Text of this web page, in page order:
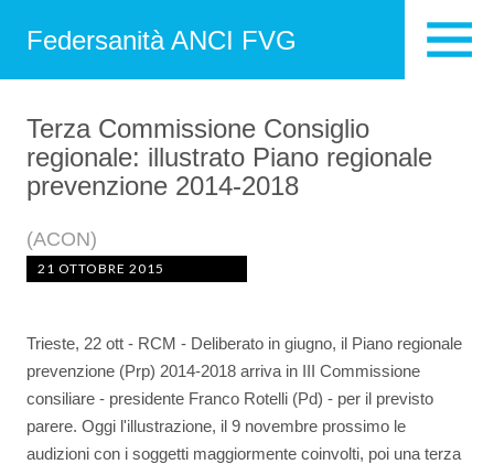
Federsanità ANCI FVG
Terza Commissione Consiglio
regionale: illustrato Piano regionale
prevenzione 2014-2018
(ACON)
21 OTTOBRE 2015
Trieste, 22 ott - RCM - Deliberato in giugno, il Piano regionale
prevenzione (Prp) 2014-2018 arriva in III Commissione
consiliare - presidente Franco Rotelli (Pd) - per il previsto
parere. Oggi l'illustrazione, il 9 novembre prossimo le
audizioni con i soggetti maggiormente coinvolti, poi una terza